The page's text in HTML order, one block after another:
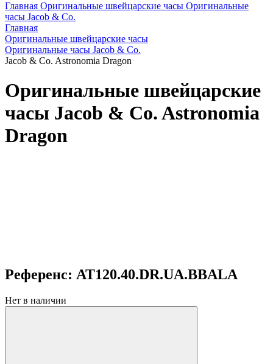
Главная Оригинальные швейцарские часы Оригинальные
часы Jacob & Co.
Главная
Оригинальные швейцарские часы
Оригинальные часы Jacob & Co.
Jacob & Co. Astronomia Dragon
Оригинальные швейцарские
часы Jacob & Co. Astronomia
Dragon
Референс: AT120.40.DR.UA.BBALA
Нет в наличии